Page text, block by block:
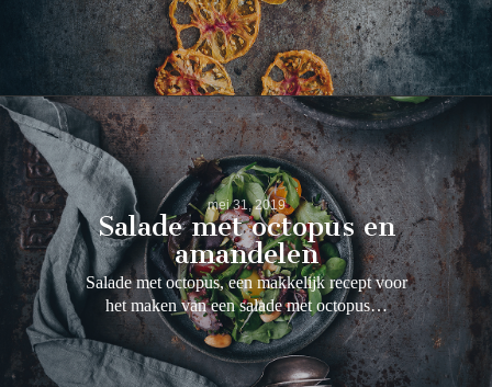
mei 31, 2019
Salade met octopus en
amandelen
Salade met octopus, een makkelijk recept voor
het maken van een salade met octopus…